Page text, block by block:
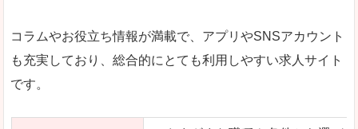
コラムやお役立ち情報が満載で、アプリやSNSアカウント
も充実しており、総合的にとても利用しやすい求人サイト
です。